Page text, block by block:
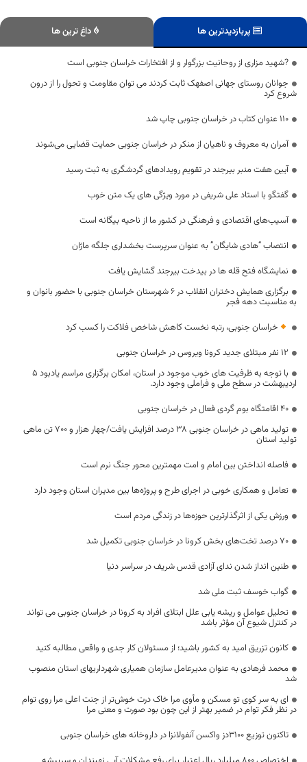
پربازدیدترین ها داغ ترین ها
?شهید مزاری از روحانیت بزرگوار و از افتخارات خراسان جنوبی است
جوانان روستای جهانی اصفهک ثابت کردند می توان مقاومت و تحول را از درون
شروع کرد
۱۱۰ عنوان کتاب در خراسان جنوبی چاپ شد
آمران به معروف و ناهیان از منکر در خراسان جنوبی حمایت قضایی می‌شوند
آیین هفت منبر بیرجند در تقویم رویدادهای گردشگری به ثبت رسید
گفتگو با استاد علی شریفی در مورد ویژگی های یک متن خوب
آسیب‌های اقتصادی و فرهنگی در کشور ما از ناحیه بیگانه است
انتصاب “هادی شایگان” به عنوان سرپرست بخشداری جلگه ماژان
نمایشگاه فتح قله ها در بیدخت بیرجند گشایش یافت
برگزاری همایش دختران انقلاب در ۶ شهرستان خراسان جنوبی با حضور بانوان و
به مناسبت دهه فجر
خراسان جنوبی، رتبه نخست کاهش شاخص فلاکت را کسب کرد
۱۲ نفر مبتلای جدید کرونا ویروس در خراسان جنوبی
با توجه به ظرفیت های خوب موجود در استان، امکان برگزاری مراسم یادبود 5
اردیبهشت در سطح ملی و فراملی وجود دارد.
40 اقامتگاه بوم گردی فعال در خراسان جنوبی
تولید ماهی در خراسان جنوبی ۳۸ درصد افزایش یافت/چهار هزار و ۷۰۰ تن ماهی
تولید استان
فاصله انداختن بین امام و امت مهمترین محور جنگ نرم است
تعامل و همکاری خوبی در اجرای طرح و پروژه‌ها بین مدیران استان وجود دارد
ورزش یکی از اثرگذارترین حوزه‌ها در زندگی مردم است
۷۰ درصد تخت‌های بخش کرونا در خراسان جنوبی تکمیل شد
طنین انداز شدن ندای آزادی قدس شریف در سراسر دنیا
گواب خوسف ثبت ملی شد
تحلیل عوامل و ریشه یابی علل ابتلای افراد به کرونا در خراسان جنوبی می تواند
در کنترل شیوع آن مؤثر باشد
کانون تزریق امید به کشور باشید؛ از مسئولان کار جدی و واقعی مطالبه کنید
محمد فرهادی به عنوان مدیرعامل سازمان همیاری شهرداریهای استان منصوب
شد
ای به سر کوی تو مسکن و مأوی مرا خاک درت خوش‌تر از جنت اعلی مرا روی توام
در نظر فکر توام در ضمیر بهتر از این چون بود صورت و معنی مرا
تاکنون توزیع ۳۱۰۰دز واکسن آنفولانزا در داروخانه های خراسان جنوبی